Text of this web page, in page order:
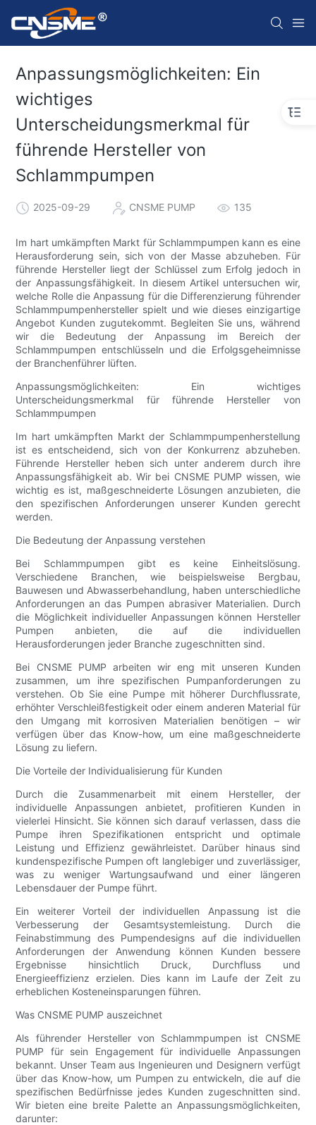
Anpassungsmöglichkeiten: Ein
wichtiges
Unterscheidungsmerkmal für
führende Hersteller von
Schlammpumpen
2025-09-29 CNSME PUMP 135
Im hart umkämpften Markt für Schlammpumpen kann es eine
Herausforderung sein, sich von der Masse abzuheben. Für
führende Hersteller liegt der Schlüssel zum Erfolg jedoch in
der Anpassungsfähigkeit. In diesem Artikel untersuchen wir,
welche Rolle die Anpassung für die Differenzierung führender
Schlammpumpenhersteller spielt und wie dieses einzigartige
Angebot Kunden zugutekommt. Begleiten Sie uns, während
wir die Bedeutung der Anpassung im Bereich der
Schlammpumpen entschlüsseln und die Erfolgsgeheimnisse
der Branchenführer lüften.
Anpassungsmöglichkeiten: Ein wichtiges
Unterscheidungsmerkmal für führende Hersteller von
Schlammpumpen
Im hart umkämpften Markt der Schlammpumpenherstellung
ist es entscheidend, sich von der Konkurrenz abzuheben.
Führende Hersteller heben sich unter anderem durch ihre
Anpassungsfähigkeit ab. Wir bei CNSME PUMP wissen, wie
wichtig es ist, maßgeschneiderte Lösungen anzubieten, die
den spezifischen Anforderungen unserer Kunden gerecht
werden.
Die Bedeutung der Anpassung verstehen
Bei Schlammpumpen gibt es keine Einheitslösung.
Verschiedene Branchen, wie beispielsweise Bergbau,
Bauwesen und Abwasserbehandlung, haben unterschiedliche
Anforderungen an das Pumpen abrasiver Materialien. Durch
die Möglichkeit individueller Anpassungen können Hersteller
Pumpen anbieten, die auf die individuellen
Herausforderungen jeder Branche zugeschnitten sind.
Bei CNSME PUMP arbeiten wir eng mit unseren Kunden
zusammen, um ihre spezifischen Pumpanforderungen zu
verstehen. Ob Sie eine Pumpe mit höherer Durchflussrate,
erhöhter Verschleißfestigkeit oder einem anderen Material für
den Umgang mit korrosiven Materialien benötigen – wir
verfügen über das Know-how, um eine maßgeschneiderte
Lösung zu liefern.
Die Vorteile der Individualisierung für Kunden
Durch die Zusammenarbeit mit einem Hersteller, der
individuelle Anpassungen anbietet, profitieren Kunden in
vielerlei Hinsicht. Sie können sich darauf verlassen, dass die
Pumpe ihren Spezifikationen entspricht und optimale
Leistung und Effizienz gewährleistet. Darüber hinaus sind
kundenspezifische Pumpen oft langlebiger und zuverlässiger,
was zu weniger Wartungsaufwand und einer längeren
Lebensdauer der Pumpe führt.
Ein weiterer Vorteil der individuellen Anpassung ist die
Verbesserung der Gesamtsystemleistung. Durch die
Feinabstimmung des Pumpendesigns auf die individuellen
Anforderungen der Anwendung können Kunden bessere
Ergebnisse hinsichtlich Druck, Durchfluss und
Energieeffizienz erzielen. Dies kann im Laufe der Zeit zu
erheblichen Kosteneinsparungen führen.
Was CNSME PUMP auszeichnet
Als führender Hersteller von Schlammpumpen ist CNSME
PUMP für sein Engagement für individuelle Anpassungen
bekannt. Unser Team aus Ingenieuren und Designern verfügt
über das Know-how, um Pumpen zu entwickeln, die auf die
spezifischen Bedürfnisse jedes Kunden zugeschnitten sind.
Wir bieten eine breite Palette an Anpassungsmöglichkeiten,
darunter: